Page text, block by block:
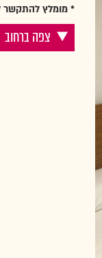
* מומלץ להתקשר
צפה ברחוב